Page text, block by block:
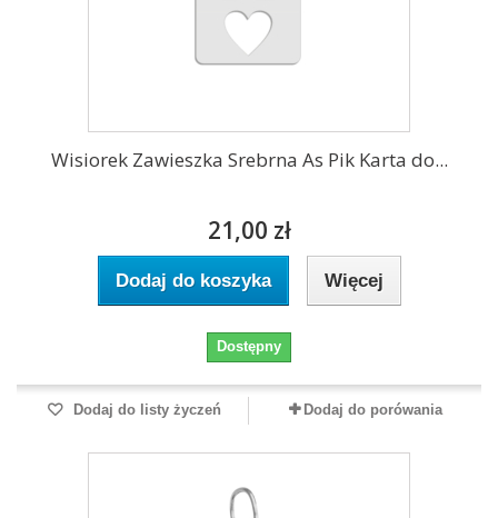
Wisiorek Zawieszka Srebrna As Pik Karta do...
21,00 zł
Dodaj do koszyka Więcej
Dostępny
Dodaj do listy życzeń Dodaj do porówania